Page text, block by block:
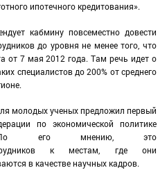
ипотечного кредитования».
кабмину повсеместно довести
до уровня не менее того, что
от 7 мая 2012 года. Там речь идет о
специалистов до 200% от среднего
молодых ученых предложил первый
по экономической политике
его мнению, это
к местам, где они
в качестве научных кадров.